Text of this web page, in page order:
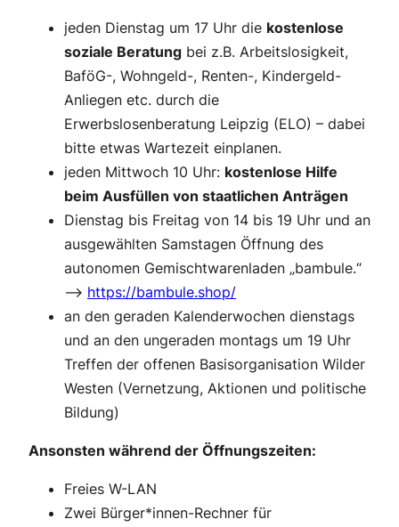
jeden Dienstag um 17 Uhr die kostenlose
soziale Beratung bei z.B. Arbeitslosigkeit,
BaföG-, Wohngeld-, Renten-, Kindergeld-
Anliegen etc. durch die
Erwerbslosenberatung Leipzig (ELO) – dabei
bitte etwas Wartezeit einplanen.
jeden Mittwoch 10 Uhr: kostenlose Hilfe
beim Ausfüllen von staatlichen Anträgen
Dienstag bis Freitag von 14 bis 19 Uhr und an
ausgewählten Samstagen Öffnung des
autonomen Gemischtwarenladen „bambule.“
–> https://bambule.shop/
an den geraden Kalenderwochen dienstags
und an den ungeraden montags um 19 Uhr
Treffen der offenen Basisorganisation Wilder
Westen (Vernetzung, Aktionen und politische
Bildung)
Ansonsten während der Öffnungszeiten:
Freies W-LAN
Zwei Bürger*innen-Rechner für